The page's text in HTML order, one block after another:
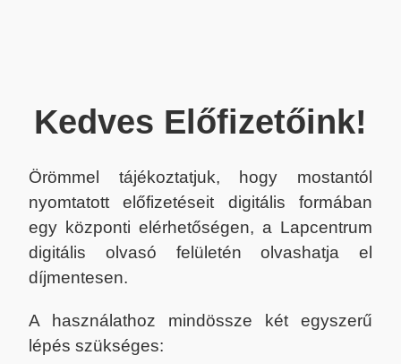
Kedves Előfizetőink!
Örömmel tájékoztatjuk, hogy mostantól
nyomtatott előfizetéseit digitális formában
egy központi elérhetőségen, a Lapcentrum
digitális olvasó felületén olvashatja el
díjmentesen.
A használathoz mindössze két egyszerű
lépés szükséges: